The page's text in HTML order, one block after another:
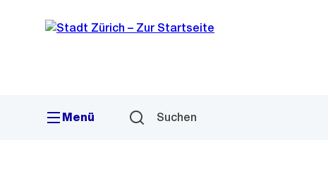
Navigation
Sprunglink
Menü Suchen